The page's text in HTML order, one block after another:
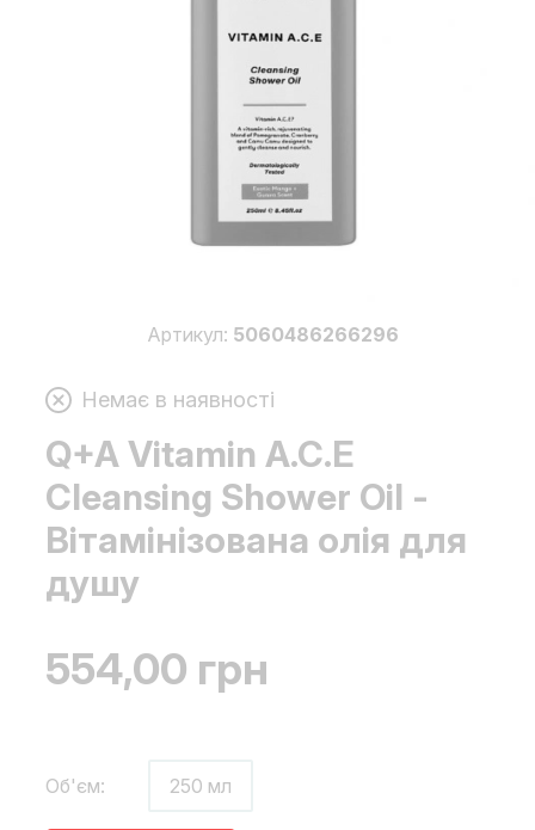
Артикул: 5060486266296
Немає в наявності
Q+A Vitamin A.C.E
Cleansing Shower Oil -
Вітамінізована олія для
душу
554,00 грн
Об'єм: 250 мл